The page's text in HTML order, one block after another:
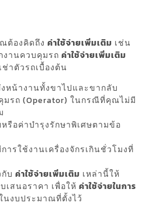
ต้องคิดถึง ค่าใช้จ่ายเพิ่มเติม เช่น
านควบคุมรถ ค่าใช้จ่ายเพิ่มเติม
าตัวรถเบื้องต้น
หน้างานทั้งขาไปและขากลับ
มรถ (Operator) ในกรณีที่คุณไม่มี
รือค่าบำรุงรักษาพิเศษตามข้อ
ารใช้งานเครื่องจักรเกินชั่วโมงที่
บ ค่าใช้จ่ายเพิ่มเติม เหล่านี้ให้
สนอราคา เพื่อให้ ค่าใช้จ่ายในการ
นงบประมาณที่ตั้งไว้